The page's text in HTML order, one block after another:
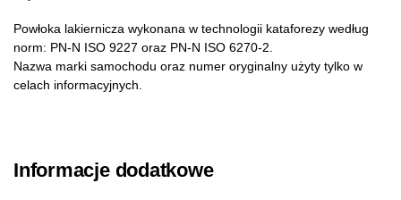
Powłoka lakiernicza wykonana w technologii kataforezy według
norm: PN-N ISO 9227 oraz PN-N ISO 6270-2.
Nazwa marki samochodu oraz numer oryginalny użyty tylko w
celach informacyjnych.
Informacje dodatkowe